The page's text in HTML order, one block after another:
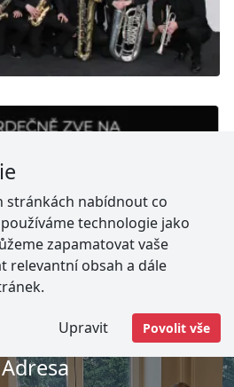
Adresa
stránkách nabídnout co
technologie jako
zapamatovat vaše
relevantní obsah a dále
Upravit Povolit vše